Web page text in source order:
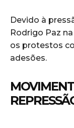
Devido à
Rodrigo Paz
os protestos
adesões.